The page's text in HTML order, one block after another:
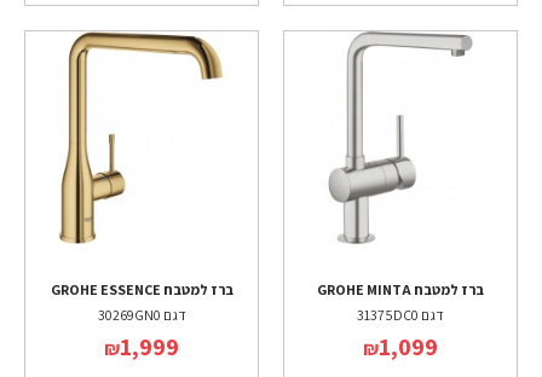
ברז למטבח GROHE MINTA
דגם 31375DC0
₪1,099
ברז למטבח GROHE ESSENCE
דגם 30269GN0
₪1,999